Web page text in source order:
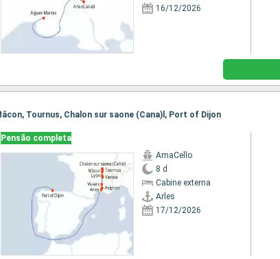
16/12/2026
Tournus, Chalon sur saone (Cana)l, Port of Dijon
Pensão completa
AmaCello
8 d
Cabine externa
Arles
17/12/2026